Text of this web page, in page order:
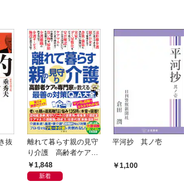
抜
離れて暮らす親の見守
り介護 高齢者ケアの
専門家が教える最善の
対策Q＆A大全
1,848
新着
平河抄 其ノ壱
1,100